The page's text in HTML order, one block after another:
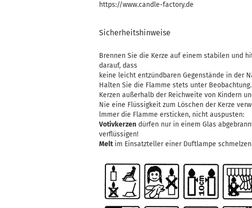
https://www.candle-factory.de
Sicherheitshinweise
Brennen Sie die Kerze auf einem stabilen und
darauf, dass
keine leicht entzündbaren Gegenstände in der
Halten Sie die Flamme stets unter
Kerzen außerhalb der Reichweite von Kindern
Nie eine Flüssigkeit zum Löschen der Kerze
lmmer die Flamme ersticken, nicht auspusten:
Votivkerzen dürfen nur in einem Glas
verflüssigen!
Meltim Einsatzteller einer Duftlampe